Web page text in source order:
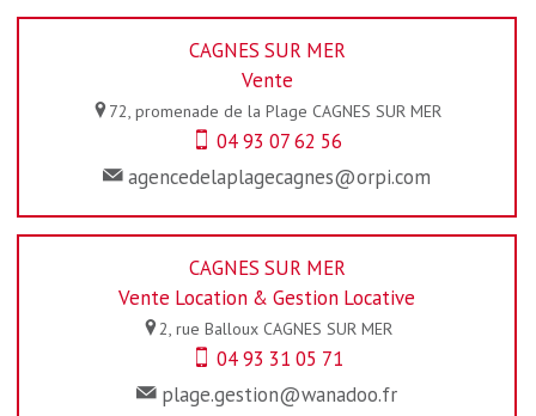
CAGNES SUR MER
Vente
72, promenade de la Plage CAGNES SUR MER
04 93 07 62 56
agencedelaplagecagnes@orpi.com
CAGNES SUR MER
Vente Location & Gestion Locative
2, rue Balloux CAGNES SUR MER
04 93 31 05 71
plage.gestion@wanadoo.fr